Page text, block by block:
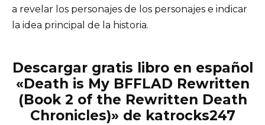
a revelar los personajes de los personajes e indicar
la idea principal de la historia.
Descargar gratis libro en español
«Death is My BFFLAD Rewritten
(Book 2 of the Rewritten Death
Chronicles)» de katrocks247